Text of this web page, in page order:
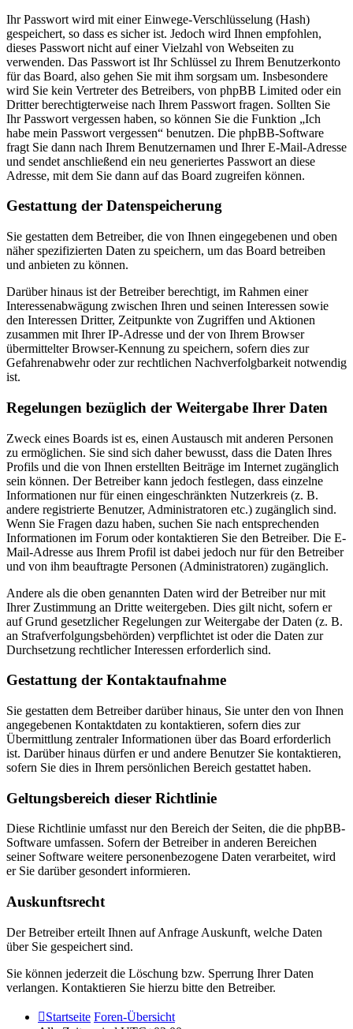
Ihr Passwort wird mit einer Einwege-Verschlüsselung (Hash)
gespeichert, so dass es sicher ist. Jedoch wird Ihnen empfohlen,
dieses Passwort nicht auf einer Vielzahl von Webseiten zu
verwenden. Das Passwort ist Ihr Schlüssel zu Ihrem Benutzerkonto
für das Board, also gehen Sie mit ihm sorgsam um. Insbesondere
wird Sie kein Vertreter des Betreibers, von phpBB Limited oder ein
Dritter berechtigterweise nach Ihrem Passwort fragen. Sollten Sie
Ihr Passwort vergessen haben, so können Sie die Funktion „Ich
habe mein Passwort vergessen“ benutzen. Die phpBB-Software
fragt Sie dann nach Ihrem Benutzernamen und Ihrer E-Mail-Adresse
und sendet anschließend ein neu generiertes Passwort an diese
Adresse, mit dem Sie dann auf das Board zugreifen können.
Gestattung der Datenspeicherung
Sie gestatten dem Betreiber, die von Ihnen eingegebenen und oben
näher spezifizierten Daten zu speichern, um das Board betreiben
und anbieten zu können.
Darüber hinaus ist der Betreiber berechtigt, im Rahmen einer
Interessenabwägung zwischen Ihren und seinen Interessen sowie
den Interessen Dritter, Zeitpunkte von Zugriffen und Aktionen
zusammen mit Ihrer IP-Adresse und der von Ihrem Browser
übermittelter Browser-Kennung zu speichern, sofern dies zur
Gefahrenabwehr oder zur rechtlichen Nachverfolgbarkeit notwendig
ist.
Regelungen bezüglich der Weitergabe Ihrer Daten
Zweck eines Boards ist es, einen Austausch mit anderen Personen
zu ermöglichen. Sie sind sich daher bewusst, dass die Daten Ihres
Profils und die von Ihnen erstellten Beiträge im Internet zugänglich
sein können. Der Betreiber kann jedoch festlegen, dass einzelne
Informationen nur für einen eingeschränkten Nutzerkreis (z. B.
andere registrierte Benutzer, Administratoren etc.) zugänglich sind.
Wenn Sie Fragen dazu haben, suchen Sie nach entsprechenden
Informationen im Forum oder kontaktieren Sie den Betreiber. Die E-
Mail-Adresse aus Ihrem Profil ist dabei jedoch nur für den Betreiber
und von ihm beauftragte Personen (Administratoren) zugänglich.
Andere als die oben genannten Daten wird der Betreiber nur mit
Ihrer Zustimmung an Dritte weitergeben. Dies gilt nicht, sofern er
auf Grund gesetzlicher Regelungen zur Weitergabe der Daten (z. B.
an Strafverfolgungsbehörden) verpflichtet ist oder die Daten zur
Durchsetzung rechtlicher Interessen erforderlich sind.
Gestattung der Kontaktaufnahme
Sie gestatten dem Betreiber darüber hinaus, Sie unter den von Ihnen
angegebenen Kontaktdaten zu kontaktieren, sofern dies zur
Übermittlung zentraler Informationen über das Board erforderlich
ist. Darüber hinaus dürfen er und andere Benutzer Sie kontaktieren,
sofern Sie dies in Ihrem persönlichen Bereich gestattet haben.
Geltungsbereich dieser Richtlinie
Diese Richtlinie umfasst nur den Bereich der Seiten, die die phpBB-
Software umfassen. Sofern der Betreiber in anderen Bereichen
seiner Software weitere personenbezogene Daten verarbeitet, wird
er Sie darüber gesondert informieren.
Auskunftsrecht
Der Betreiber erteilt Ihnen auf Anfrage Auskunft, welche Daten
über Sie gespeichert sind.
Sie können jederzeit die Löschung bzw. Sperrung Ihrer Daten
verlangen. Kontaktieren Sie hierzu bitte den Betreiber.
Startseite Foren-Übersicht